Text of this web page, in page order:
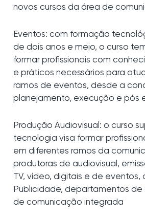
novos cursos da área de
Eventos: com formação
de dois anos e meio, o curso
formar profissionais com
e práticos necessários para
ramos de eventos, desde a
planejamento, execução e pós
Produção Audiovisual: o curso
tecnologia visa formar
em diferentes ramos da
produtoras de audiovisual,
TV, vídeo, digitais e de eventos,
Publicidade, departamentos
de comunicação integrada